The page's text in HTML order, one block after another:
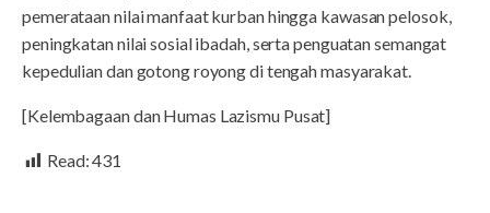
pemerataan nilai manfaat kurban hingga kawasan pelosok,
peningkatan nilai sosial ibadah, serta penguatan semangat
kepedulian dan gotong royong di tengah masyarakat.
[Kelembagaan dan Humas Lazismu Pusat]
Read:431